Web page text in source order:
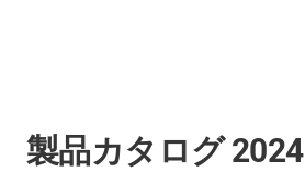
製品カタログ 2024